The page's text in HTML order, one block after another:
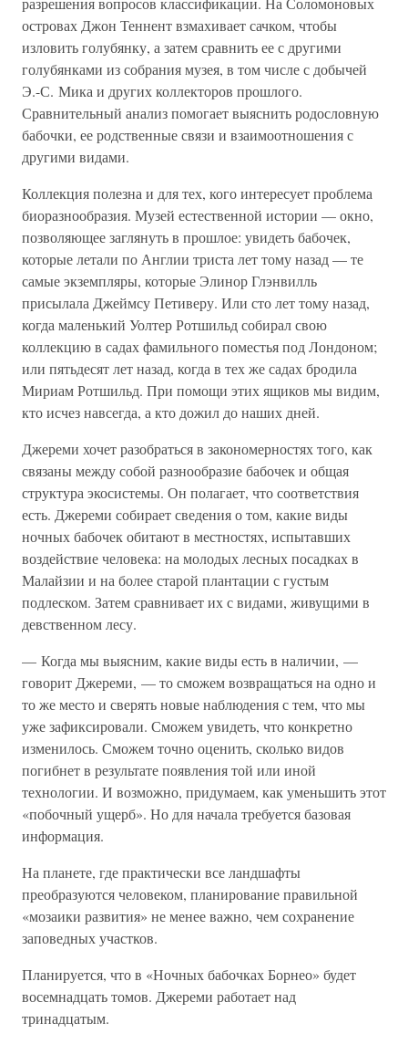
островах Джон Теннент взмахивает сачком, чтобы
изловить голубянку, а затем сравнить ее с другими
голубянками из собрания музея, в том числе с добычей
Э.-С. Мика и других коллекторов прошлого.
Сравнительный анализ помогает выяснить родословную
бабочки, ее родственные связи и взаимоотношения с
другими видами.
Коллекция полезна и для тех, кого интересует проблема
биоразнообразия. Музей естественной истории — окно,
позволяющее заглянуть в прошлое: увидеть бабочек,
которые летали по Англии триста лет тому назад — те
самые экземпляры, которые Элинор Глэнвилль
присылала Джеймсу Петиверу. Или сто лет тому назад,
когда маленький Уолтер Ротшильд собирал свою
коллекцию в садах фамильного поместья под Лондоном;
или пятьдесят лет назад, когда в тех же садах бродила
Мириам Ротшильд. При помощи этих ящиков мы видим,
кто исчез навсегда, а кто дожил до наших дней.
Джереми хочет разобраться в закономерностях того, как
связаны между собой разнообразие бабочек и общая
структура экосистемы. Он полагает, что соответствия
есть. Джереми собирает сведения о том, какие виды
ночных бабочек обитают в местностях, испытавших
воздействие человека: на молодых лесных посадках в
Малайзии и на более старой плантации с густым
подлеском. Затем сравнивает их с видами, живущими в
девственном лесу.
— Когда мы выясним, какие виды есть в наличии, —
говорит Джереми, — то сможем возвращаться на одно и
то же место и сверять новые наблюдения с тем, что мы
уже зафиксировали. Сможем увидеть, что конкретно
изменилось. Сможем точно оценить, сколько видов
погибнет в результате появления той или иной
технологии. И возможно, придумаем, как уменьшить этот
«побочный ущерб». Но для начала требуется базовая
информация.
На планете, где практически все ландшафты
преобразуются человеком, планирование правильной
«мозаики развития» не менее важно, чем сохранение
заповедных участков.
Планируется, что в «Ночных бабочках Борнео» будет
восемнадцать томов. Джереми работает над
тринадцатым.